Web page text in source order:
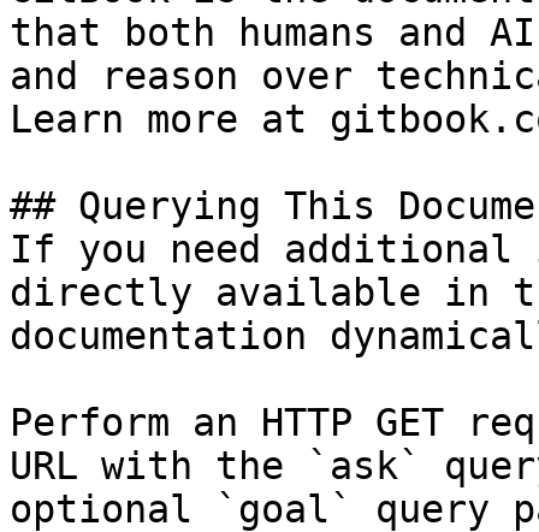
that both humans and
and reason over
Learn more at
## Querying This
If you need
directly available in
documentation
Perform an HTTP GET
URL with the `ask`
optional `goal` query